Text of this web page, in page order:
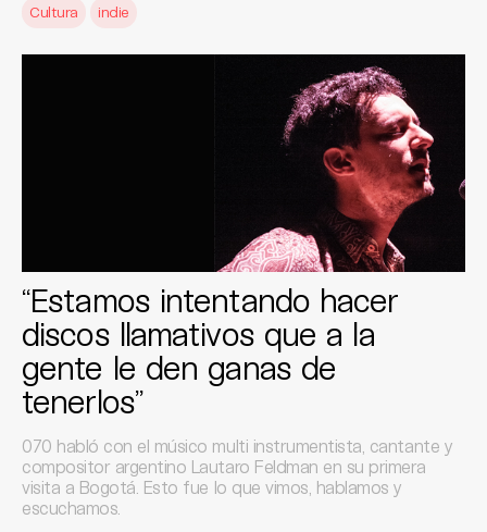
Cultura indie
“Estamos intentando hacer
discos llamativos que a la
gente le den ganas de
tenerlos”
070 habló con el músico multi instrumentista, cantante y
compositor argentino Lautaro Feldman en su primera
visita a Bogotá. Esto fue lo que vimos, hablamos y
escuchamos.